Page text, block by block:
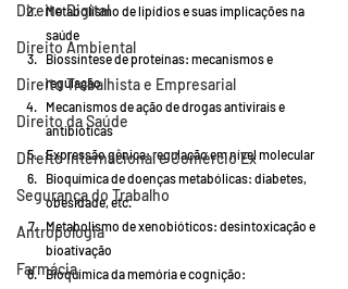
Direito Digital
Direito Ambiental
Direito Trabalhista e Empresarial
Direito da Saúde
Direito Internacional e Comércio Ex
Segurança do Trabalho
Antropologia
Farmácia
Metabolismo de lipídios e suas implicações na
saúde
Biossíntese de proteínas: mecanismos e
regulação
Mecanismos de ação de drogas antivirais e
antibióticas
Expressão gênica: regulação em nível molecular
Bioquímica de doenças metabólicas: diabetes,
obesidade, etc.
Metabolismo de xenobióticos: desintoxicação e
bioativação
Bioquímica da memória e cognição: